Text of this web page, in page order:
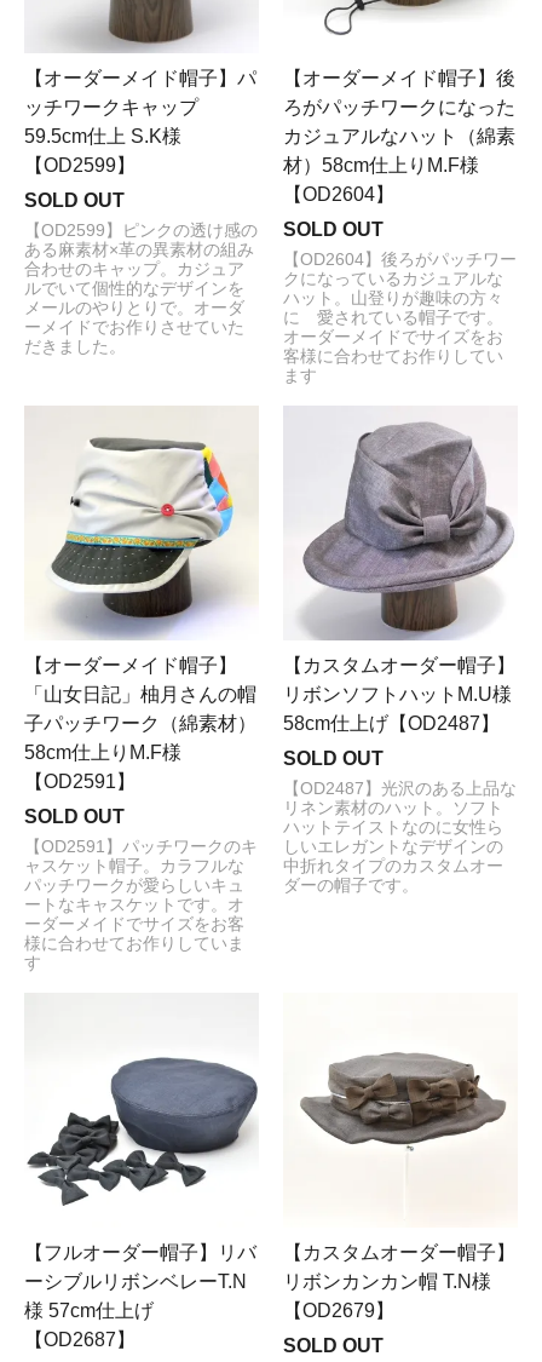
【オーダーメイド帽子】パ
ッチワークキャップ
59.5cm仕上 S.K様
【OD2599】
SOLD OUT
【OD2599】ピンクの透け感の
ある麻素材×革の異素材の組み
合わせのキャップ。カジュア
ルでいて個性的なデザインを
メールのやりとりで。オーダ
ーメイドでお作りさせていた
だきました。
【オーダーメイド帽子】後
ろがパッチワークになった
カジュアルなハット（綿素
材）58cm仕上りM.F様
【OD2604】
SOLD OUT
【OD2604】後ろがパッチワー
クになっているカジュアルな
ハット。山登りが趣味の方々
に 愛されている帽子です。
オーダーメイドでサイズをお
客様に合わせてお作りしてい
ます
【オーダーメイド帽子】
「山女日記」柚月さんの帽
子パッチワーク（綿素材）
58cm仕上りM.F様
【OD2591】
SOLD OUT
【OD2591】パッチワークのキ
ャスケット帽子。カラフルな
パッチワークが愛らしいキュ
ートなキャスケットです。オ
ーダーメイドでサイズをお客
様に合わせてお作りしていま
す
【カスタムオーダー帽子】
リボンソフトハットM.U様
58cm仕上げ【OD2487】
SOLD OUT
【OD2487】光沢のある上品な
リネン素材のハット。ソフト
ハットテイストなのに女性ら
しいエレガントなデザインの
中折れタイプのカスタムオー
ダーの帽子です。
【フルオーダー帽子】リバ
ーシブルリボンベレーT.N
様 57cm仕上げ
【OD2687】
【カスタムオーダー帽子】
リボンカンカン帽 T.N様
【OD2679】
SOLD OUT